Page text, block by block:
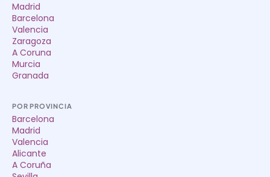
Madrid
Barcelona
Valencia
Zaragoza
A Coruna
Murcia
Granada
POR PROVINCIA
Barcelona
Madrid
Valencia
Alicante
A Coruña